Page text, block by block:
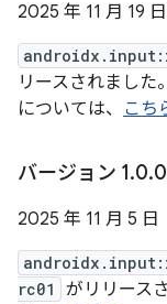
2025 年 11 月 19 日
リースされまし
については、 こち
バージョン 1.0.
2025 年 11 月 5 日
rc01
がリリース